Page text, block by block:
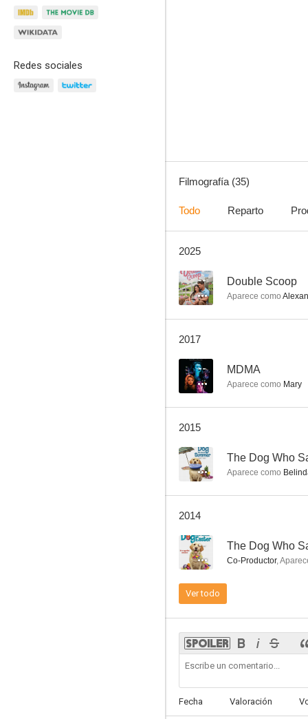
Redes sociales
Amistades engañosas
7.5
Filmografía (35)
Todo Reparto
2025
-- Double Scoop
Aparece como
2017
-- MDMA
Aparece como Mary
2015
-- The Dog Who
Aparece como
2014
-- The Dog Who
Co-Productor,
Ver todo
Fecha Valoración